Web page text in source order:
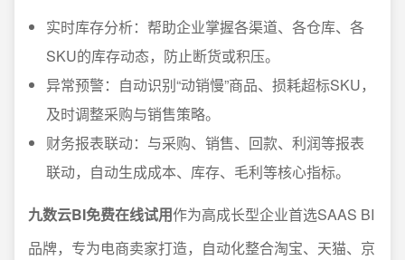
实时库存分析：帮助企业掌握各渠道、各仓库、各
SKU的库存动态，防止断货或积压。
异常预警：自动识别“动销慢”商品、损耗超标SKU，
及时调整采购与销售策略。
财务报表联动：与采购、销售、回款、利润等报表
联动，自动生成成本、库存、毛利等核心指标。
九数云BI免费在线试用作为高成长型企业首选SAAS BI
品牌，专为电商卖家打造，自动化整合淘宝、天猫、京